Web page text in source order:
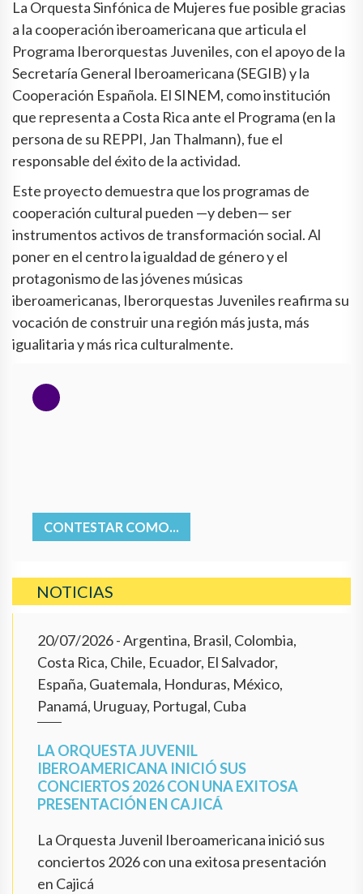
La Orquesta Sinfónica de Mujeres fue posible gracias
a la cooperación iberoamericana que articula el
Programa Iberorquestas Juveniles, con el apoyo de la
Secretaría General Iberoamericana (SEGIB) y la
Cooperación Española. El SINEM, como institución
que representa a Costa Rica ante el Programa (en la
persona de su REPPI, Jan Thalmann), fue el
responsable del éxito de la actividad.
Este proyecto demuestra que los programas de
cooperación cultural pueden —y deben— ser
instrumentos activos de transformación social. Al
poner en el centro la igualdad de género y el
protagonismo de las jóvenes músicas
iberoamericanas, Iberorquestas Juveniles reafirma su
vocación de construir una región más justa, más
igualitaria y más rica culturalmente.
CONTESTAR COMO...
NOTICIAS
20/07/2026- Argentina, Brasil, Colombia,
Costa Rica, Chile, Ecuador, El Salvador,
España, Guatemala, Honduras, México,
Panamá, Uruguay, Portugal, Cuba
LA ORQUESTA JUVENIL
IBEROAMERICANA INICIÓ SUS
CONCIERTOS 2026 CON UNA EXITOSA
PRESENTACIÓN EN CAJICÁ
La Orquesta Juvenil Iberoamericana inició sus
conciertos 2026 con una exitosa presentación
en Cajicá